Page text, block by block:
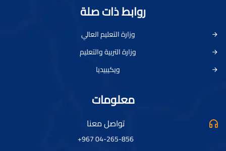
روابط ذات صلة
وزارة التعليم العالي
وزارة التربية والتعليم
ويكيبيديا
معلومات
تواصل معنا
04-265-856 967+